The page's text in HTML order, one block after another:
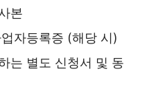
본
자등록증 (해당 시)
는 별도 신청서 및 동